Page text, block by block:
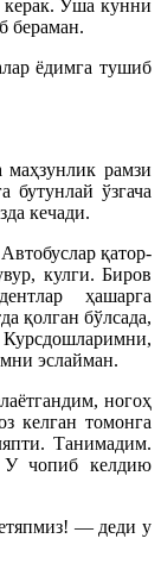
керак. Ўша кунни
бераман.
ёдимга тушиб
рамзи
бутунлай ўзгача
кечади.
қатор-
кулги. Биров
ҳашарга
қолган бўлсада,
Курсдошларимни,
эслайман.
ногоҳ
келган томонга
Танимадим.
У чопиб келдию
— деди у